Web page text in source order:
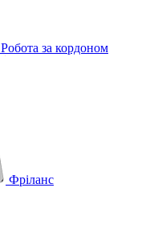
Робота за кордоном
Фріланс